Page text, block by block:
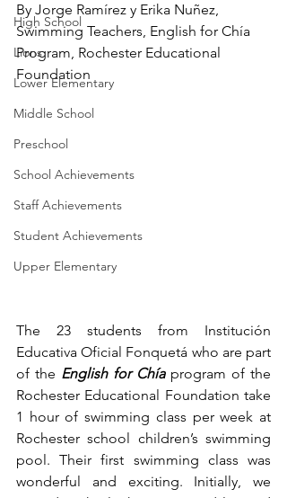
High School
Lions
Lower Elementary
Middle School
Preschool
School Achievements
Staff Achievements
Student Achievements
Upper Elementary
By Jorge Ramírez y Erika Nuñez,
Swimming Teachers, English for Chía
Program, Rochester Educational
Foundation
The 23 students from Institución
Educativa Oficial Fonquetá who are part
of the English for Chía program of the
Rochester Educational Foundation take
1 hour of swimming class per week at
Rochester school children’s swimming
pool. Their first swimming class was
wonderful and exciting. Initially, we